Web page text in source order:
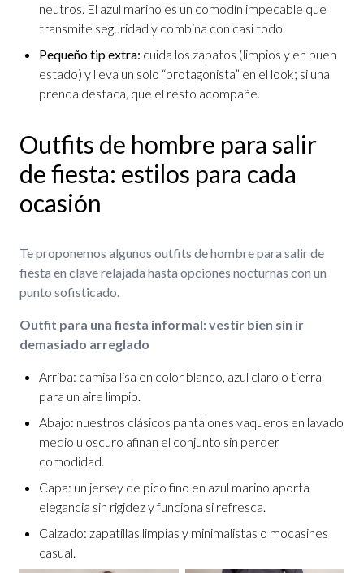
neutros. El azul marino es un comodín impecable que
transmite seguridad y combina con casi todo.
Pequeño tip extra: cuida los zapatos (limpios y en buen
estado) y lleva un solo “protagonista” en el look; si una
prenda destaca, que el resto acompañe.
Outfits de hombre para salir
de fiesta: estilos para cada
ocasión
Te proponemos algunos outfits de hombre para salir de
fiesta en clave relajada hasta opciones nocturnas con un
punto sofisticado.
Outfit para una fiesta informal: vestir bien sin ir
demasiado arreglado
Arriba: camisa lisa en color blanco, azul claro o tierra
para un aire limpio.
Abajo: nuestros clásicos pantalones vaqueros en lavado
medio u oscuro afinan el conjunto sin perder
comodidad.
Capa: un jersey de pico fino en azul marino aporta
elegancia sin rigidez y funciona si refresca.
Calzado: zapatillas limpias y minimalistas o mocasines
casual.